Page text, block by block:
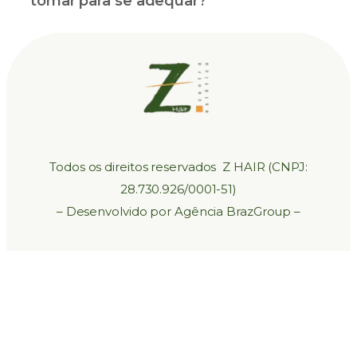
Todos os direitos reservados Z HAIR (CNPJ:
28.730.926/0001-51)
– Desenvolvido por Agência BrazGroup –